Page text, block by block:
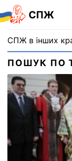
СПЖ
СПЖ в інших
ПОШУК ПО